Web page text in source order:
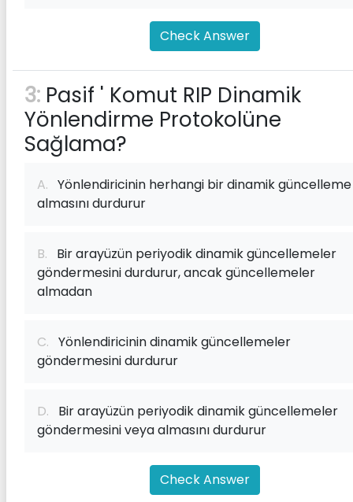
Check Answer
3: Pasif ' Komut RIP Dinamik
Yönlendirme Protokolüne
Sağlama?
A. Yönlendiricinin herhangi bir dinamik güncelleme
almasını durdurur
B. Bir arayüzün periyodik dinamik güncellemeler
göndermesini durdurur, ancak güncellemeler
almadan
C. Yönlendiricinin dinamik güncellemeler
göndermesini durdurur
D. Bir arayüzün periyodik dinamik güncellemeler
göndermesini veya almasını durdurur
Check Answer